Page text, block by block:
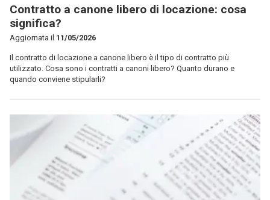
Contratto a canone libero di locazione: cosa
significa?
Aggiornata il 11/05/2026
Il contratto di locazione a canone libero è il tipo di contratto più
utilizzato. Cosa sono i contratti a canoni libero? Quanto durano e
quando conviene stipularli?